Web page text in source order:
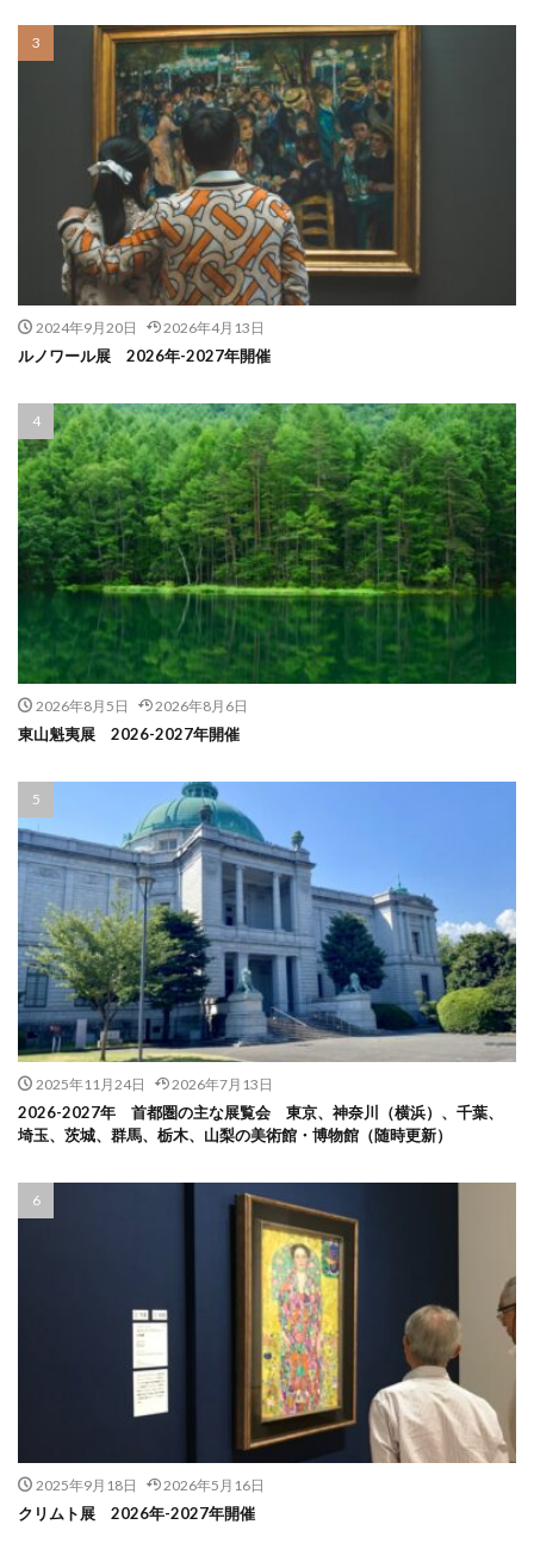
2024年9月20日 2026年4月13日
ルノワール展 2026年-2027年開催
2026年8月5日 2026年8月6日
東山魁夷展 2026-2027年開催
2025年11月24日 2026年7月13日
2026-2027年 首都圏の主な展覧会 東京、神奈川（横浜）、千葉、
埼玉、茨城、群馬、栃木、山梨の美術館・博物館（随時更新）
2025年9月18日 2026年5月16日
クリムト展 2026年-2027年開催